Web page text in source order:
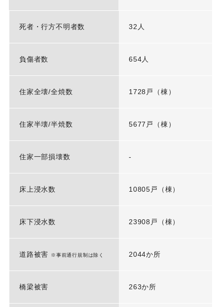
死者・行方不明者数 32人
負傷者数 654人
住家全壊/全焼数 1728戸（棟）
住家半壊/半焼数 5677戸（棟）
住家一部損壊数 -
床上浸水数 10805戸（棟）
床下浸水数 23908戸（棟）
道路被害 ※事前通行規制は除く 2044か所
橋梁被害 263か所